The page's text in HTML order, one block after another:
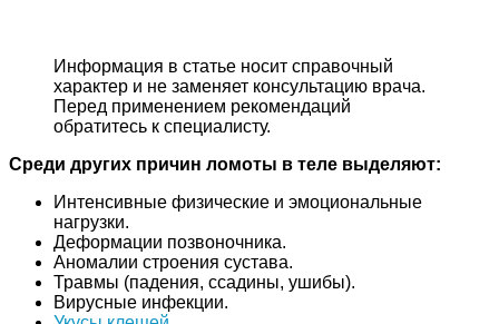
Информация в статье носит справочный
характер и не заменяет консультацию врача.
Перед применением рекомендаций
обратитесь к специалисту.
Среди других причин ломоты в теле выделяют:
Интенсивные физические и эмоциональные
нагрузки.
Деформации позвоночника.
Аномалии строения сустава.
Травмы (падения, ссадины, ушибы).
Вирусные инфекции.